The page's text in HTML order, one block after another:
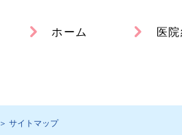
ホーム 医
＞ サイトマップ